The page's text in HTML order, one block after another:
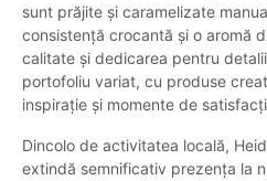
sunt prăjite și caramelizate
consistență crocantă și o aromă
calitate și dedicarea pentru
portofoliu variat, cu produse
inspirație și momente de
Dincolo de activitatea locală,
extindă semnificativ prezența la